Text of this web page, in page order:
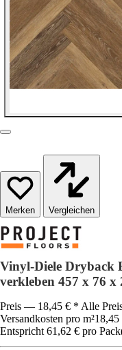
Vergleichen
Vinyl-Diele Dryback
verkleben 457 x 76 x
Preis — 18,45 € * Alle
Versandkosten pro m²18,45
Entspricht 61,62 € pro Pack